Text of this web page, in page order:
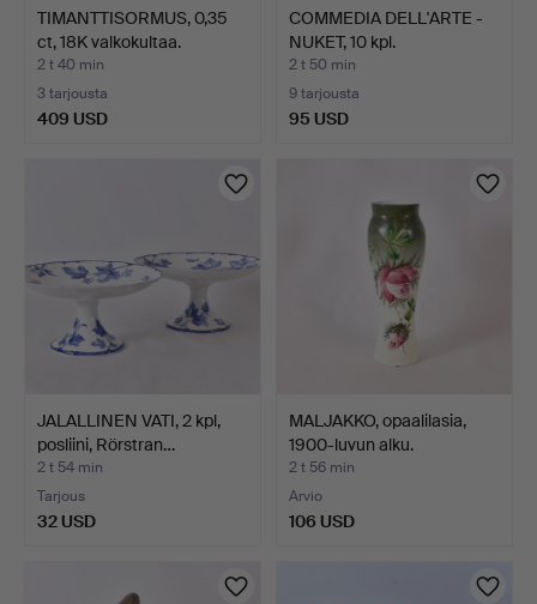
TIMANTTISORMUS, 0,35
ct, 18K valkokultaa.
2 t 40 min
3 tarjousta
409 USD
COMMEDIA DELL'ARTE -
NUKET, 10 kpl.
2 t 50 min
9 tarjousta
95 USD
JALALLINEN VATI, 2 kpl,
posliini, Rörstran…
2 t 54 min
Tarjous
32 USD
MALJAKKO, opaalilasia,
1900-luvun alku.
2 t 56 min
Arvio
106 USD